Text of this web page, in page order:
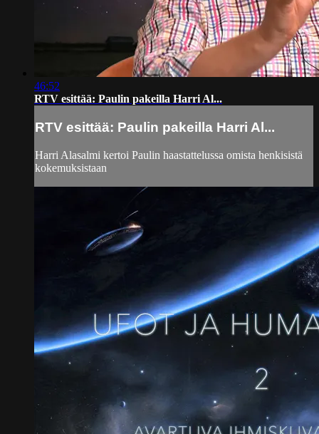
46:52
RTV esittää: Paulin pakeilla Harri Al...
RTV esittää: Paulin pakeilla Harri Al...
Harri Alasalmi kertoi Paulin haastattelussa omista henkisistä
kokemuksistaan